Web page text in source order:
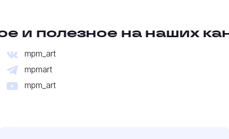
и полезное на наших
mpm_art
mpmart
mpm_art